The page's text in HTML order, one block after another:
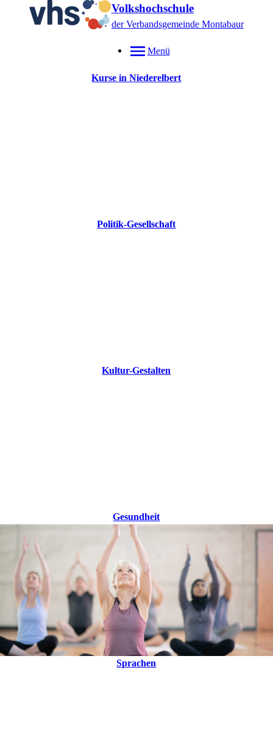
Volkshochschule
der Verbandsgemeinde Montabaur
Menü
Kurse in Niederelbert
Politik-Gesellschaft
Kultur-Gestalten
Gesundheit
Sprachen